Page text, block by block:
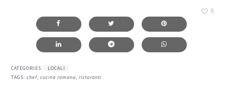
0
CATEGORIES:
LOCALI
TAGS:chef,cucina romana,ristoranti